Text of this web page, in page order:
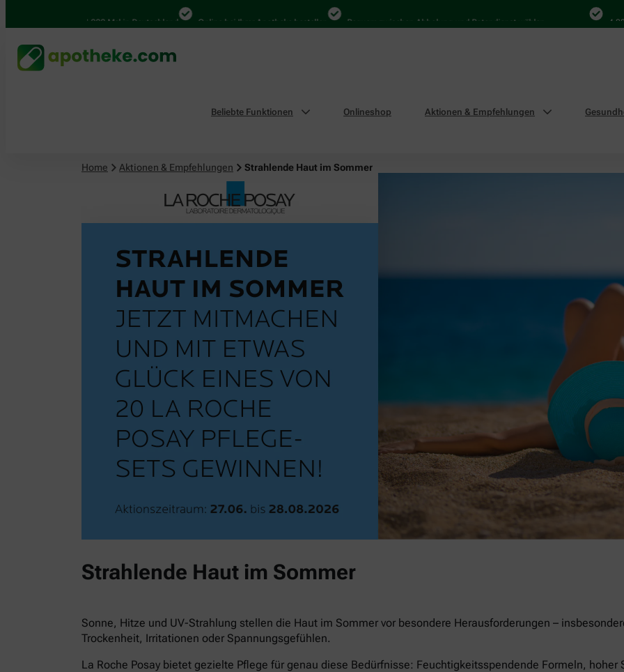
4.000 Mal in Deutschland Online bei Ihrer Apotheke bestellen Bequem zwischen Abholung und Botendienst wählen 4.000 Mal
Beliebte Funktionen Onlineshop Aktionen & Empfehlungen
Home Aktionen & Empfehlungen Strahlende Haut im Sommer
Strahlende Haut im Sommer
Sonne, Hitze und UV-Strahlung stellen die Haut im Sommer vor besondere Herausforderungen –
Trockenheit, Irritationen oder Spannungsgefühlen.
La Roche Posay bietet gezielte Pflege für genau diese Bedürfnisse: Feuchtigkeitsspendende Formeln,